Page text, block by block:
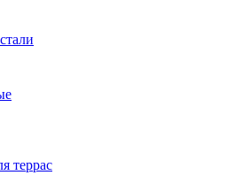
террас